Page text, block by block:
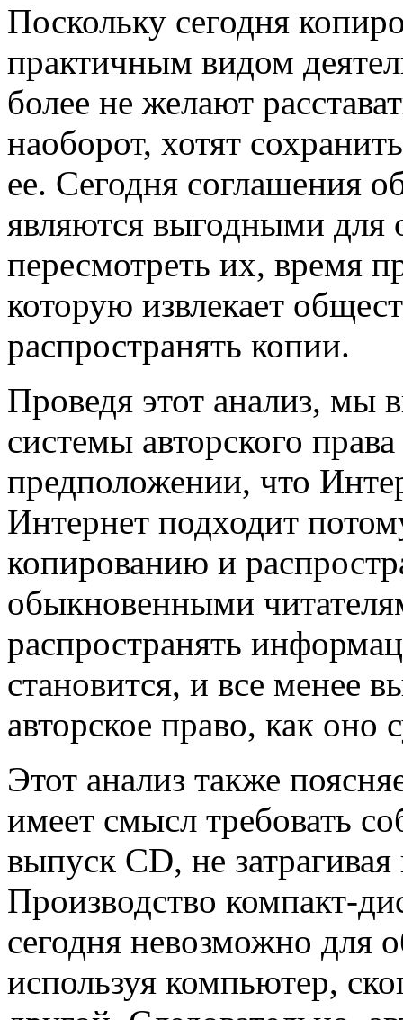
Поскольку сегодня
практичным видом
более не желают
наоборот, хотят
ее. Сегодня соглашения
являются выгодными для
пересмотреть их, время
которую извлекает
распространять копии.
Проведя этот анализ, мы
системы авторского
предположении, что
Интернет подходит
копированию и
обыкновенными
распространять
становится, и все менее
авторское право, как оно
Этот анализ также
имеет смысл требовать
выпуск CD, не
Производство компакт-
сегодня невозможно для
используя компьютер,